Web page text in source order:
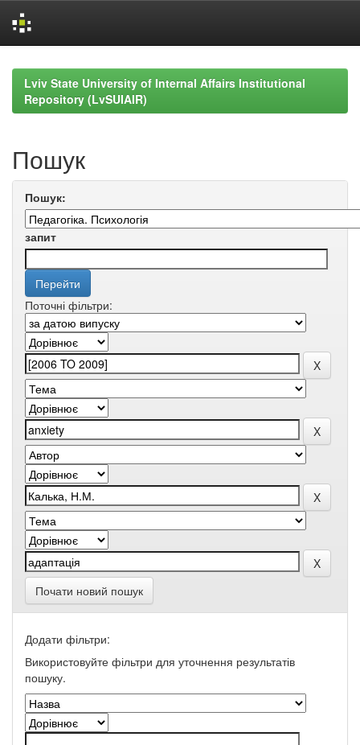
navigationLviv State University of Internal Affairs Institutional
Repository (LvSUIAIR)
Пошук
Пошук:
запит
Поточні фільтри:
Почати новий пошук
Додати фільтри:
Використовуйте фільтри для уточнення результатів
пошуку.